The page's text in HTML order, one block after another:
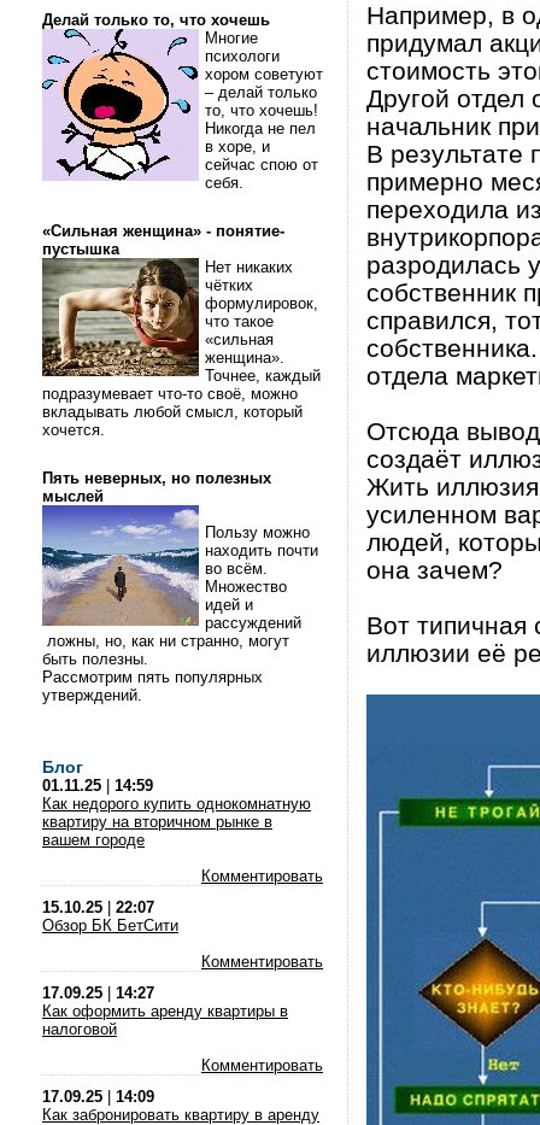
Делай только то, что хочешь
Многие
психологи
хором советуют
– делай только
то, что хочешь!
Никогда не пел
в хоре, и
сейчас спою от
себя.
«Сильная женщина» - понятие-
пустышка
Нет никаких
чётких
формулировок,
что такое
«сильная
женщина».
Точнее, каждый
подразумевает что-то своё, можно
вкладывать любой смысл, который
хочется.
Пять неверных, но полезных
мыслей
Пользу можно
находить почти
во всём.
Множество
идей и
рассуждений
ложны, но, как ни странно, могут
быть полезны.
Рассмотрим пять популярных
утверждений.
Блог
01.11.25
14:59
Как недорого купить однокомнатную
квартиру на вторичном рынке в
вашем городе
Комментировать
15.10.25
22:07
Обзор БК БетСити
Комментировать
17.09.25
14:27
Как оформить аренду квартиры в
налоговой
Комментировать
17.09.25
14:09
Как забронировать квартиру в аренду
Например, в
придумал
стоимость
Другой отдел
начальник
В результате
примерно
переходила
разродилась
собственник
справился,
отдела
Отсюда
создаёт
Жить
усиленном
людей,
она зачем?
Вот типичная
иллюзии её